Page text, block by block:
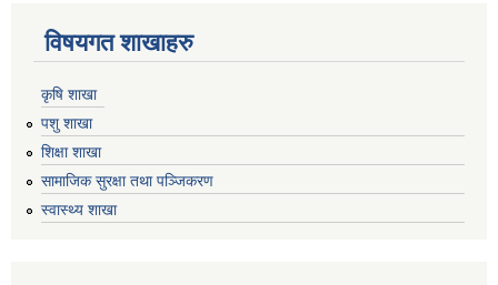
विषयगत शाखाहरु
कृषि शाखा
पशु शाखा
शिक्षा शाखा
सामाजिक सुरक्षा तथा पञ्जिकरण
स्वास्थ्य शाखा